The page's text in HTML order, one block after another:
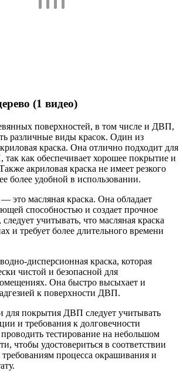
(1 видео)
поверхностей, в том числе и ДВП,
различные виды красок. Один из
краска. Она отлично подходит для
как обеспечивает хорошее покрытие и
акриловая краска не имеет резкого
более удобной в использовании.
это масляная краска. Она обладает
способностью и создает прочное
учитывать, что масляная краска
и требует более длительного времени
дисперсионная краска, которая
чистой и безопасной для
Она быстро высыхает и
к поверхности ДВП.
для покрытия ДВП следует учитывать
и требования к долговечности
тестирование на небольшом
чтобы удостовериться в соответствии
процесса окрашивания и